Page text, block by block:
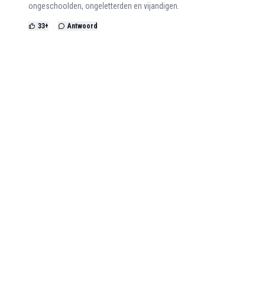
ongeschoolden, ongeletterden en vijandigen.
33+ Antwoord